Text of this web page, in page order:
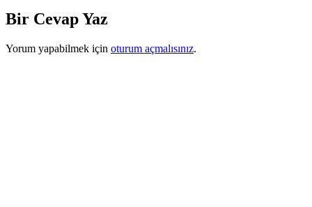
Bir Cevap Yaz
Yorum yapabilmek için oturum açmalısınız.